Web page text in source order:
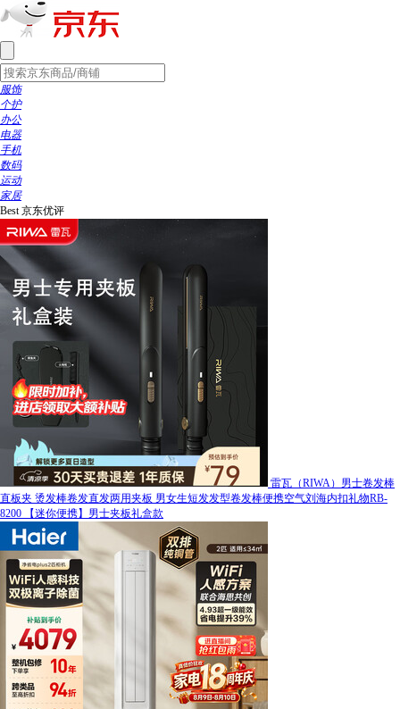
服饰
个护
办公
电器
手机
数码
运动
家居
Best 京东优评
雷瓦（RIWA）男士卷发棒
直板夹 烫发棒卷发直发两用夹板 男女生短发发型卷发棒便携空气刘海内扣礼物RB-
8200 【迷你便携】男士夹板礼盒款